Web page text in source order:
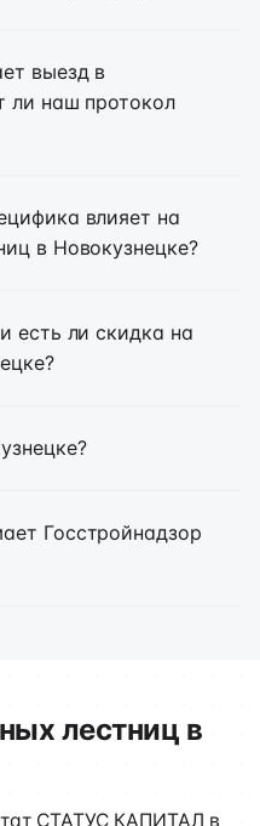
выезд в
ли наш протокол
влияет на
в Новокузнецке?
есть ли скидка на
Госстройнадзор
лестниц в
СТАТУС КАПИТАЛ в